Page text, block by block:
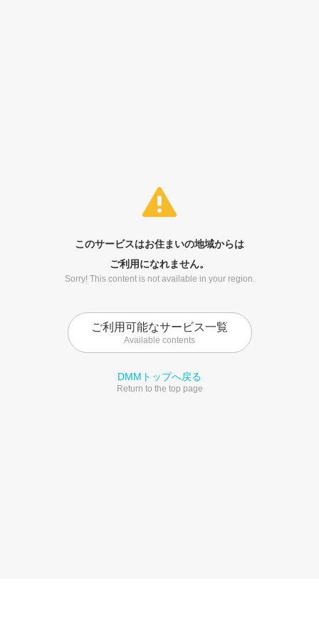
このサービスはお住まいの地域からは
ご利用になれません。
Sorry! This content is not available in your region.
ご利用可能なサービス一覧
Available contents
DMMトップへ戻る
Return to the top page